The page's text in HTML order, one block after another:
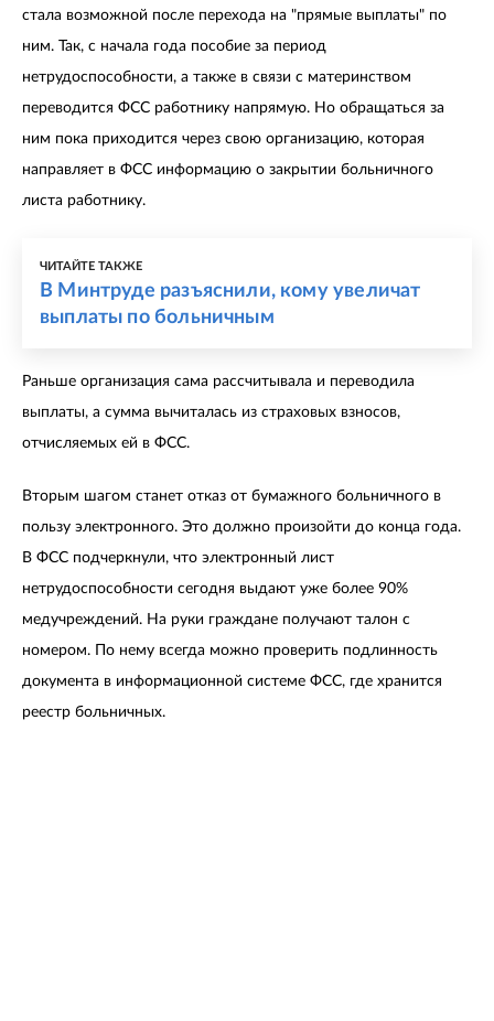
стала возможной после перехода на "прямые выплаты" по
ним. Так, с начала года пособие за период
нетрудоспособности, а также в связи с материнством
переводится ФСС работнику напрямую. Но обращаться за
ним пока приходится через свою организацию, которая
направляет в ФСС информацию о закрытии больничного
листа работнику.
ЧИТАЙТЕ ТАКЖЕ
В Минтруде разъяснили, кому увеличат
выплаты по больничным
Раньше организация сама рассчитывала и переводила
выплаты, а сумма вычиталась из страховых взносов,
отчисляемых ей в ФСС.
Вторым шагом станет отказ от бумажного больничного в
пользу электронного. Это должно произойти до конца года.
В ФСС подчеркнули, что электронный лист
нетрудоспособности сегодня выдают уже более 90%
медучреждений. На руки граждане получают талон с
номером. По нему всегда можно проверить подлинность
документа в информационной системе ФСС, где хранится
реестр больничных.